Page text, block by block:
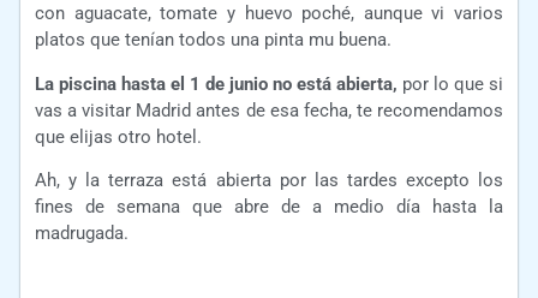
con aguacate, tomate y huevo poché, aunque vi varios
platos que tenían todos una pinta mu buena.
La piscina hasta el 1 de junio no está abierta, por lo que si
vas a visitar Madrid antes de esa fecha, te recomendamos
que elijas otro hotel.
Ah, y la terraza está abierta por las tardes excepto los
fines de semana que abre de a medio día hasta la
madrugada.